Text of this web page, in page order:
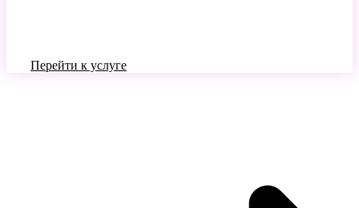
Перейти к услуге